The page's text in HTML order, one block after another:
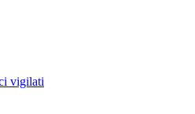
vigilati